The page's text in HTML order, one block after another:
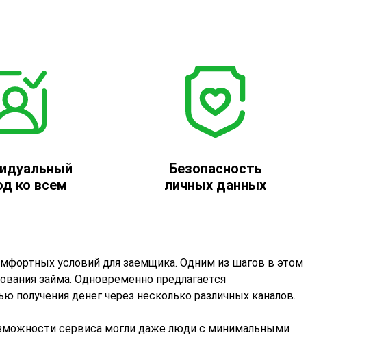
ко всем
Безопасность
личных данных
условий для заемщика. Одним из шагов в этом
займа. Одновременно предлагается
денег через несколько различных каналов.
сервиса могли даже люди с минимальными